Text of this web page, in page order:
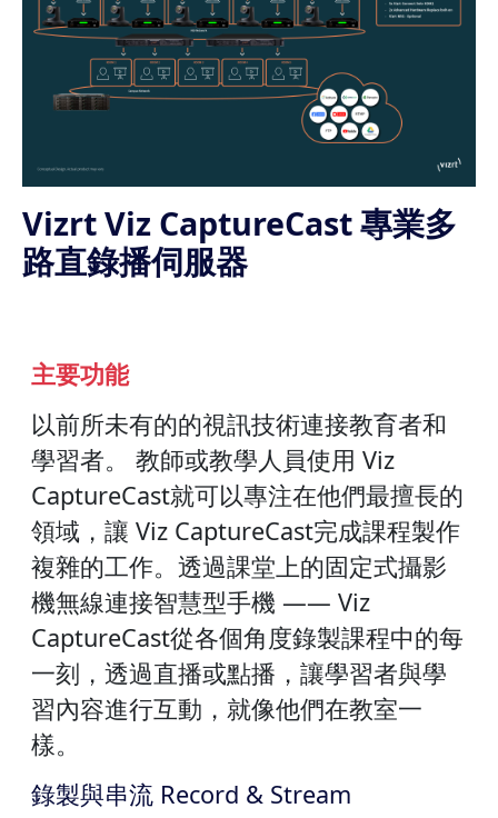
Vizrt Viz CaptureCast 專業多
路直錄播伺服器
主要功能
以前所未有的的視訊技術連接教育者和
學習者。 教師或教學人員使用 Viz
CaptureCast就可以專注在他們最擅長的
領域，讓 Viz CaptureCast完成課程製作
複雜的工作。透過課堂上的固定式攝影
機無線連接智慧型手機 —— Viz
CaptureCast從各個角度錄製課程中的每
一刻，透過直播或點播，讓學習者與學
習內容進行互動，就像他們在教室一
樣。
錄製與串流 Record & Stream